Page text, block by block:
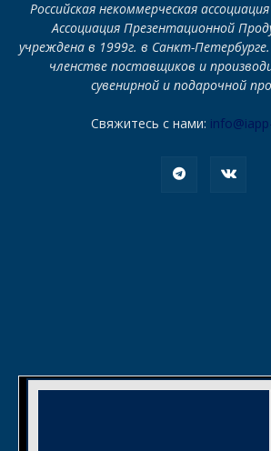
Российская некоммерческая
Ассоциация Презентационной
учреждена в 1999г. в Санкт-
членстве поставщиков и
сувенирной и подарочной
Свяжитесь с нами: